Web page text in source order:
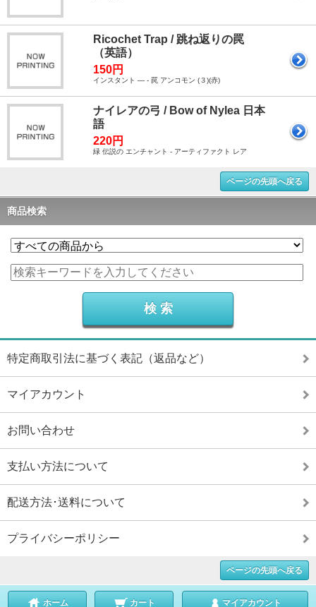
Ricochet Trap / 跳ね返りの罠
（英語）
150円
インスタント ― - 罠 アンコモン (３)(赤)
ナイレアの弓 / Bow of Nylea 日本
語
220円
緑 伝説の エンチャント - アーティファクト レア
ページの先頭へ戻る
商品検索
特定商取引法に基づく表記（返品など）
マイアカウント
お問い合わせ
支払い方法について
配送方法･送料について
プライバシーポリシー
ページの先頭へ戻る
ホーム カート マイアカウント